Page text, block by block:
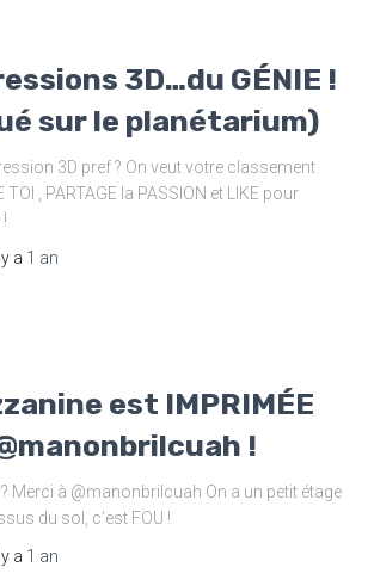
3D…du GÉNIE !
sur le planétarium)
3D pref ? On veut votre classement
TOI , PARTAGE la PASSION et LIKE pour
y a 1 an
est IMPRIMÉE
!
Merci à ‪@manonbrilcuah‬ On a un petit étage
du sol, c’est FOU !
y a 1 an